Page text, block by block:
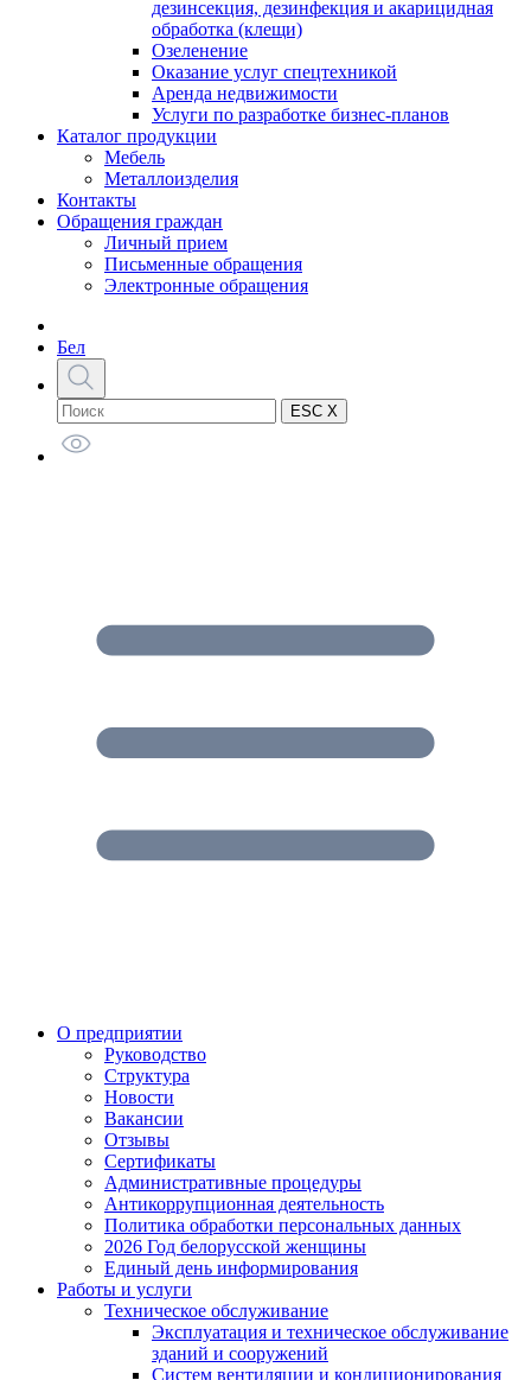
дезинсекция, дезинфекция и акарицидная
обработка (клещи)
Озеленение
Оказание услуг спецтехникой
Аренда недвижимости
Услуги по разработке бизнес-планов
Каталог продукции
Мебель
Металлоизделия
Контакты
Обращения граждан
Личный прием
Письменные обращения
Электронные обращения
Бел
ESC X
О предприятии
Руководство
Структура
Новости
Вакансии
Отзывы
Сертификаты
Административные процедуры
Антикоррупционная деятельность
Политика обработки персональных данных
2026 Год белорусской женщины
Единый день информирования
Работы и услуги
Техническое обслуживание
Эксплуатация и техническое обслуживание
зданий и сооружений
Систем вентиляции и кондиционирования